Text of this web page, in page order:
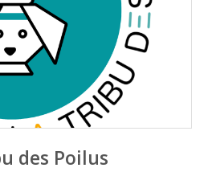
des Poilus